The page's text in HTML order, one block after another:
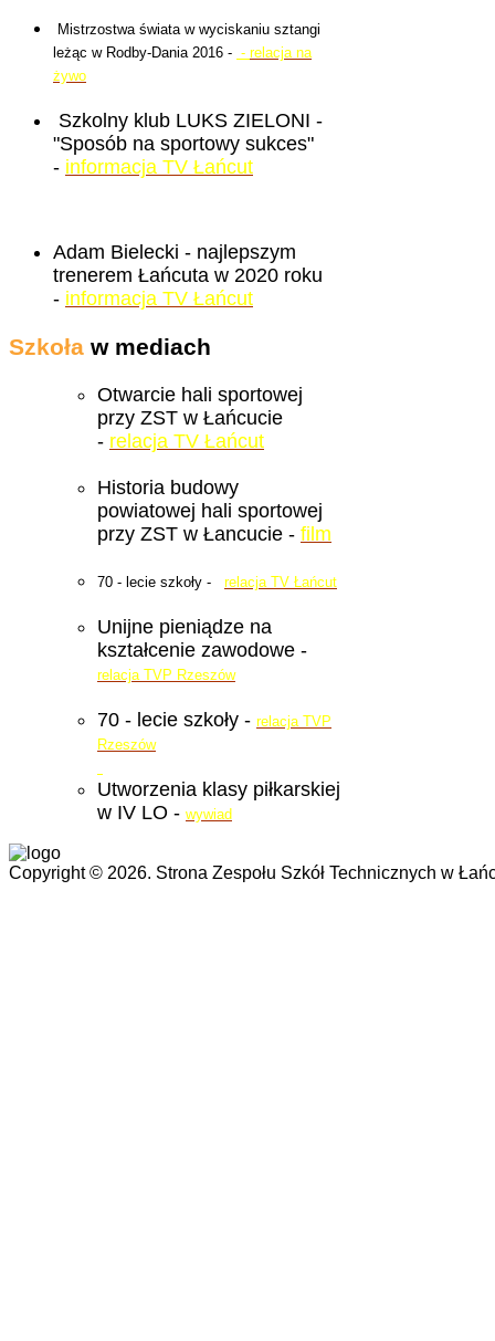
Mistrzostwa świata w wyciskaniu sztangi
leżąc w Rodby-Dania 2016 - - relacja na
żywo
Szkolny klub LUKS ZIELONI -
"Sposób na sportowy sukces"
- informacja TV Łańcut
Adam Bielecki - najlepszym
trenerem Łańcuta w 2020 roku
- informacja TV Łańcut
Szkoła w mediach
Otwarcie hali sportowej
przy ZST w Łańcucie
- relacja TV Łańcut
Historia budowy
powiatowej hali sportowej
przy ZST w Łancucie - film
70 - lecie szkoły - relacja TV Łańcut
Unijne pieniądze na
kształcenie zawodowe -
relacja TVP Rzeszów
70 - lecie szkoły - relacja TVP
Rzeszów
Utworzenia klasy piłkarskiej
w IV LO - wywiad
Copyright © 2026. Strona Zespołu Szkół Technicznych w